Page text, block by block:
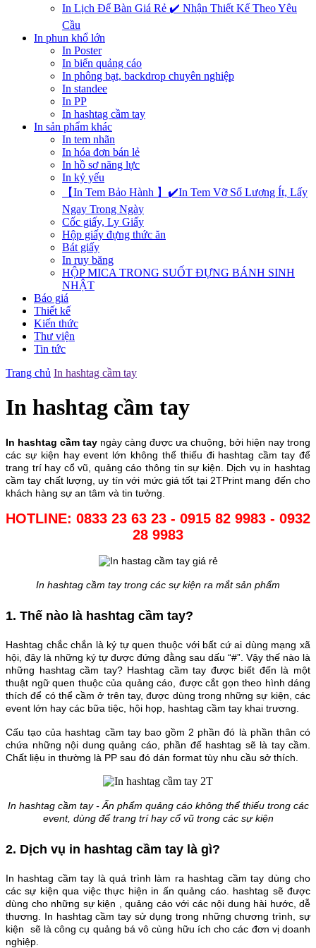
In Lịch Để Bàn Giá Rẻ ✔️ Nhận Thiết Kế Theo Yêu
Cầu
In phun khổ lớn
In Poster
In biển quảng cáo
In phông bạt, backdrop chuyên nghiệp
In standee
In PP
In hashtag cầm tay
In sản phẩm khác
In tem nhãn
In hóa đơn bán lẻ
In hồ sơ năng lực
In kỷ yếu
【In Tem Bảo Hành 】✔️In Tem Vỡ Số Lượng Ít, Lấy
Ngay Trong Ngày
Cốc giấy, Ly Giấy
Hộp giấy đựng thức ăn
Bát giấy
In ruy băng
HỘP MICA TRONG SUỐT ĐỰNG BÁNH SINH
NHẬT
Báo giá
Thiết kế
Kiến thức
Thư viện
Tin tức
Trang chủ In hashtag cầm tay
In hashtag cầm tay
In hashtag cầm tay ngày càng được ưa chuộng, bởi hiện nay trong
các sự kiện hay event lớn không thể thiếu đi hashtag cầm tay để
trang trí hay cổ vũ, quảng cáo thông tin sự kiện. Dịch vụ in hashtag
cầm tay chất lượng, uy tín với mức giá tốt tại 2TPrint mang đến cho
khách hàng sự an tâm và tin tưởng.
HOTLINE: 0833 23 63 23 - 0915 82 9983 - 0932
28 9983
In hashtag cầm tay trong các sự kiện ra mắt sản phẩm
1. Thế nào là hashtag cầm tay?
Hashtag chắc chắn là ký tự quen thuộc với bất cứ ai dùng mạng xã
hội, đây là những ký tự được đứng đằng sau dấu “#”. Vậy thế nào là
những hashtag cầm tay? Hashtag cầm tay được biết đến là một
thuật ngữ quen thuộc của quảng cáo, được cắt gọn theo hình dáng
thích để có thể cầm ở trên tay, được dùng trong những sự kiện, các
event lớn hay các bữa tiệc, hội họp, hashtag cầm tay khai trương.
Cấu tạo của hashtag cầm tay bao gồm 2 phần đó là phần thân có
chứa những nội dung quảng cáo, phần đế hashtag sẽ là tay cầm.
Chất liệu in thường là PP sau đó dán format tùy nhu cầu sở thích.
In hashtag cầm tay - Ấn phẩm quảng cáo không thể thiếu trong các
event, dùng để trang trí hay cổ vũ trong các sự kiện
2. Dịch vụ in hashtag cầm tay là gì?
In hashtag cầm tay là quá trình làm ra hashtag cầm tay dùng cho
các sự kiện qua việc thực hiện in ấn quảng cáo. hashtag sẽ được
dùng cho những sự kiện , quảng cáo với các nội dung hài hước, dễ
thương. In hashtag cầm tay sử dụng trong những chương trình, sự
kiện sẽ là công cụ quảng bá vô cùng hữu ích cho các đơn vị doanh
nghiệp.